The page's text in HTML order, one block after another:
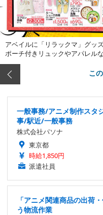
アベイルに「リラックマ」グッ
ポーチ付きリュックやアパレル
こ
一般事務/アニメ制作スタ
事/駅近/一般事務
株式会社パソナ
東京都
時給1,850円
派遣社員
「アニメ関連商品の出荷
う物流作業